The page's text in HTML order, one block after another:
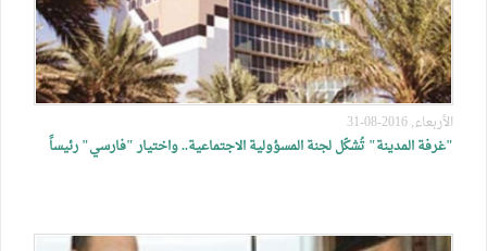
الأربعاء, 2016-08-31
"غرفة المدينة" تُشكّل لجنة المسؤولية الاجتماعية.. واختيار "فارسي" رئيساً